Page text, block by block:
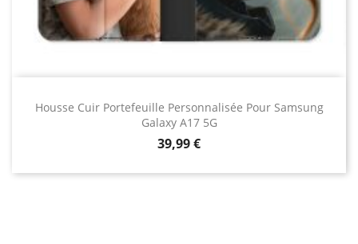
Housse Cuir Portefeuille Personnalisée Pour Samsung
Galaxy A17 5G
Prix
39,99 €